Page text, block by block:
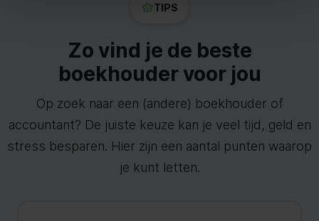
TIPS
Zo vind je de beste
boekhouder voor jou
Op zoek naar een (andere) boekhouder of
accountant? De juiste keuze kan je veel tijd, geld en
stress besparen. Hier zijn een aantal punten waarop
je kunt letten.